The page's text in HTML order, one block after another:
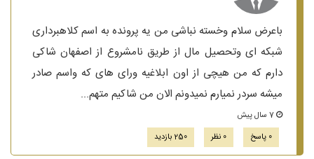
باعرض سلام وخسته نباشی من یه پرونده به اسم کلاهبرداری
شبکه ای وتحصیل مال از طریق نامشروع از اصفهان شاکی
دارم که من هیچی از اون ابلاغیه ورای های که واسم صادر
میشه سردر نمیارم نمیدونم الان من شاکیم متهم...
0 پاسخ
0 نظر 250 بازدید